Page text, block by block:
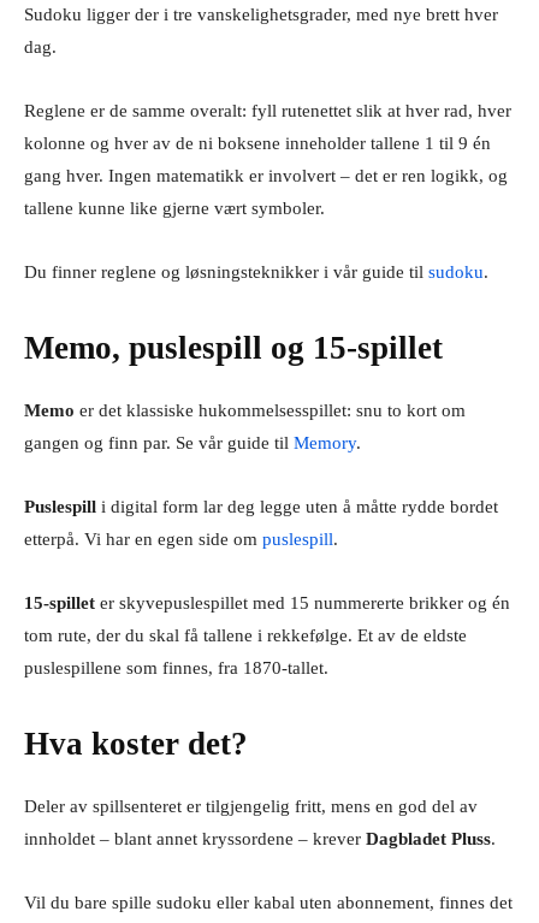
Sudoku ligger der i tre vanskelighetsgrader, med nye brett hver
dag.
Reglene er de samme overalt: fyll rutenettet slik at hver rad, hver
kolonne og hver av de ni boksene inneholder tallene 1 til 9 én
gang hver. Ingen matematikk er involvert – det er ren logikk, og
tallene kunne like gjerne vært symboler.
Du finner reglene og løsningsteknikker i vår guide til sudoku.
Memo, puslespill og 15-spillet
Memo er det klassiske hukommelsesspillet: snu to kort om
gangen og finn par. Se vår guide til Memory.
Puslespill i digital form lar deg legge uten å måtte rydde bordet
etterpå. Vi har en egen side om puslespill.
15-spillet er skyvepuslespillet med 15 nummererte brikker og én
tom rute, der du skal få tallene i rekkefølge. Et av de eldste
puslespillene som finnes, fra 1870-tallet.
Hva koster det?
Deler av spillsenteret er tilgjengelig fritt, mens en god del av
innholdet – blant annet kryssordene – krever Dagbladet Pluss.
Vil du bare spille sudoku eller kabal uten abonnement, finnes det